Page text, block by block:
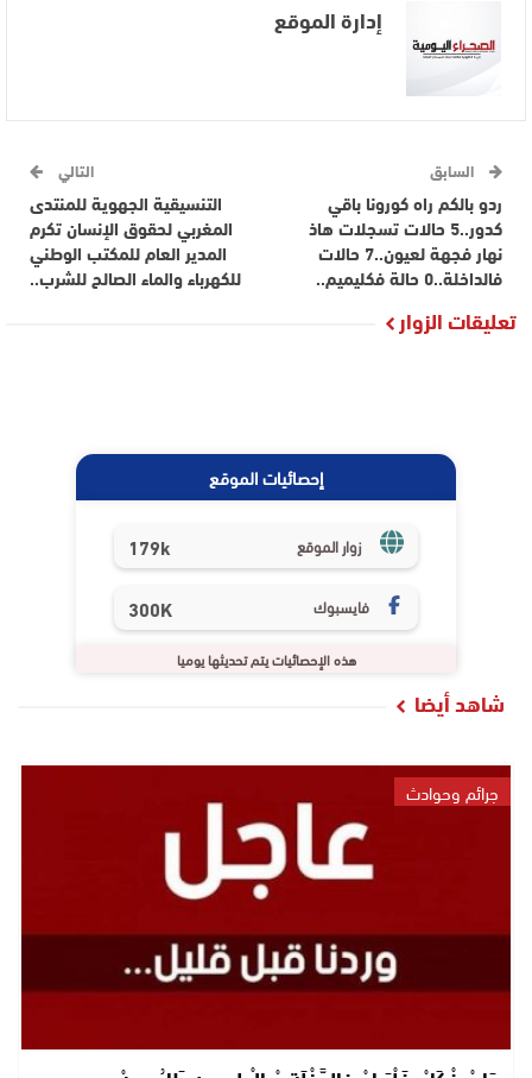
إدارة الموقع
السابق
ردو بالكم راه كورونا باقي
كدور..5 حالات تسجلات هاذ
نهار فجهة لعيون..7 حالات
فالداخلة..0 حالة فكليميم..
التالي
التنسيقية الجهوية للمنتدى
المغربي لحقوق الإنسان تكرم
المدير العام للمكتب الوطني
للكهرباء والماء الصالح للشرب..
تعليقات الزوار
إحصائيات الموقع
زوار الموقع 179k
فايسبوك 300K
هذه الإحصائيات يتم تحديثها يوميا
شاهد أيضا
جرائم وحوادث